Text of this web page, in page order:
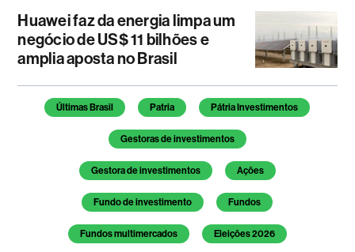
Huawei faz da energia limpa um
negócio de US$ 11 bilhões e
amplia aposta no Brasil
Temas deste artigo
Últimas Brasil Patria Pátria Investimentos
Gestoras de investimentos
Gestora de investimentos Ações
Fundo de investimento Fundos
Fundos multimercados Eleições 2026